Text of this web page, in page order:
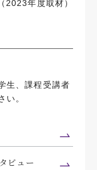
（2023年度取材）
生、課程受講者
い。
ビュー